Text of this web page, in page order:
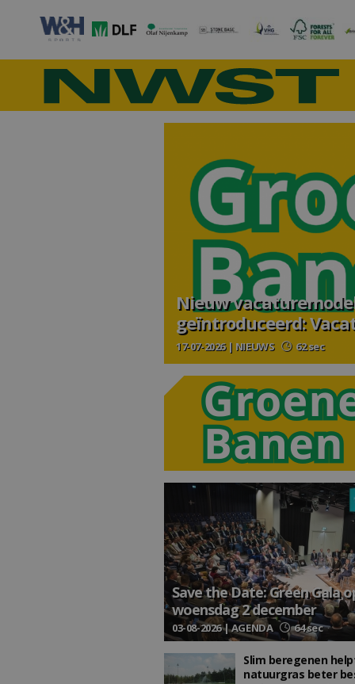
Nieuw
geïntroduceerd:
17-07-2026 | NIEUWS 62 sec
Save the Date: Green Gala
woensdag 2 december
03-08-2026 | AGENDA 64 sec
Slim beregenen
natuurgras beter